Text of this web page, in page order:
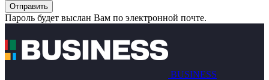
Пароль будет выслан Вам по электронной почте.
BUSINESS